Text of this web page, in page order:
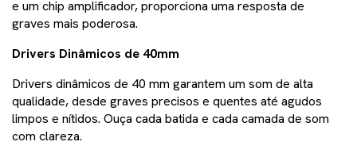
e um chip amplificador, proporciona uma resposta de
graves mais poderosa.
Drivers Dinâmicos de 40mm
Drivers dinâmicos de 40 mm garantem um som de alta
qualidade, desde graves precisos e quentes até agudos
limpos e nítidos. Ouça cada batida e cada camada de som
com clareza.